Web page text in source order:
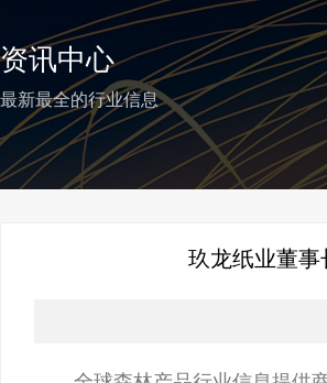
资讯中心
最新最全的行业信息
玖龙纸业董